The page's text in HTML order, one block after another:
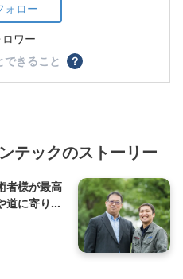
ォロー
ワー
できること
？
テックのストーリー
者様が最高
道に寄り添